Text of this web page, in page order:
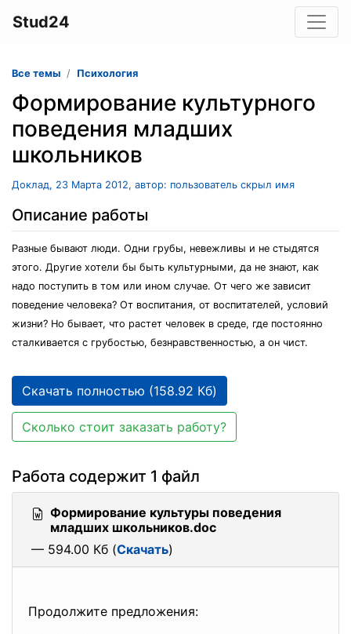
Stud24
Все темы Психология
Формирование культурного
поведения младших
школьников
Доклад, 23 Марта 2012, автор: пользователь скрыл имя
Описание работы
Разные бывают люди. Одни грубы, невежливы и не стыдятся
этого. Другие хотели бы быть культурными, да не знают, как
надо поступить в том или ином случае. От чего же зависит
поведение человека? От воспитания, от воспитателей, условий
жизни? Но бывает, что растет человек в среде, где постоянно
сталкивается с грубостью, безнравственностью, а он чист.
Скачать полностью (158.92 Кб)
Сколько стоит заказать работу?
Работа содержит 1 файл
Формирование культуры поведения
младших школьников.doc
— 594.00 Кб (Скачать)
Продолжите предложения: